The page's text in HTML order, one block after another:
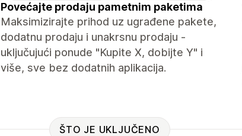
Povećajte prodaju pametnim paketima
Maksimizirajte prihod uz ugrađene pakete,
dodatnu prodaju i unakrsnu prodaju -
uključujući ponude "Kupite X, dobijte Y" i
više, sve bez dodatnih aplikacija.
ŠTO JE UKLJUČENO